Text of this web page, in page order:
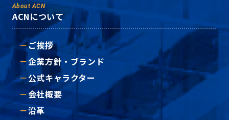
About ACN
ACNについて
ご挨拶
企業方針・ブランド
公式キャラクター
会社概要
沿革